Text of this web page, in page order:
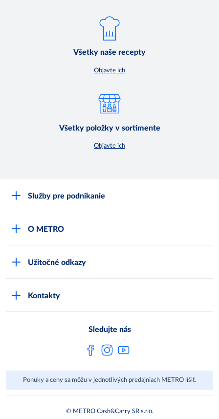
Všetky naše recepty
Objavte ich
Všetky položky v sortimente
Objavte ich
Služby pre podnikanie
Track & trace
O METRO
Užitočné odkazy
Kontakty
Sledujte nás
Ponuky a ceny sa môžu v jednotlivých predajniach METRO líšiť.
© METRO Cash&Carry SR s.r.o.